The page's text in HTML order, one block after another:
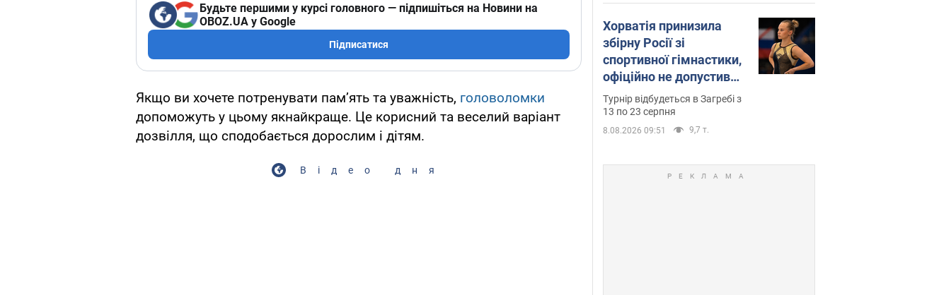
Будьте першими у курсі головного — підпишіться на Новини на
OBOZ.UA у Google
Підписатися
Якщо ви хочете потренувати пам’ять та уважність, головоломки
допоможуть у цьому якнайкраще. Це корисний та веселий варіант
дозвілля, що сподобається дорослим і дітям.
Відео дня
Хорватія принизила
збірну Росії зі
спортивної гімнастики,
офіційно не допустивши
до чемпіонату Європи
основних спортсменів
Турнір відбудеться в Загребі з
13 по 23 серпня
8.08.2026 09:51 9,7 т.